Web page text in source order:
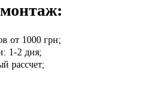
от 1000 грн;
1-2 дня;
рассчет;